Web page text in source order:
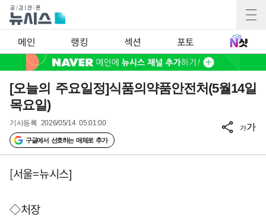
메인 랭킹 섹션 포토
[오늘의 주요일정]식품의약품안전처(5월14일
목요일)
기사등록 2026/05/14 05:01:00
구글에서 선호하는 매체로 추가
가가
[서울=뉴시스]
◇처장